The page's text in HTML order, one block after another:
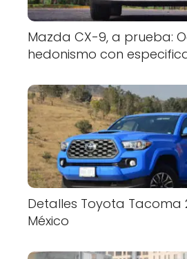
Mazda CX-9, a prueba:
hedonismo con
Detalles Toyota Tacoma
México